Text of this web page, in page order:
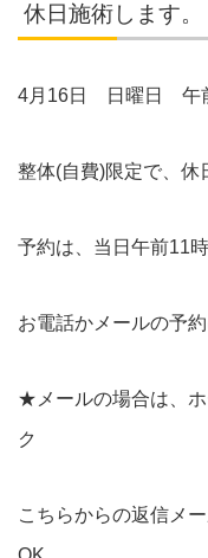
休日施術します。
4月16日 日曜日 午
整体(自費)限定で、休
予約は、当日午前11
お電話かメールの予約
★メールの場合は、
ク
こちらからの返信メ